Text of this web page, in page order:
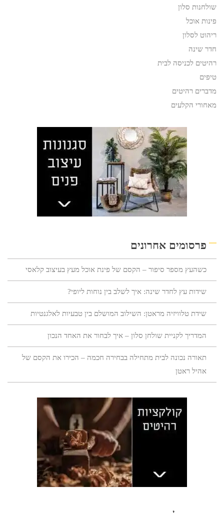
שולחנות סלון
פינות אוכל
ריהוט לסלון
חדר שינה
רהיטים לכניסה לבית
טיפים
מדברים רהיטים
מאחורי הקלעים
פרסומים אחרונים
כשהעץ מספר סיפור – הקסם של פינת אוכל מעץ בעיצוב קלאסי
שידות עץ לחדר שינה: איך לשלב בין נוחות ליופי?
שידת טלוויזיה מראטן: השילוב המושלם בין טבעיות לאלגנטיות
המדריך לקניית שולחן סלון – איך לבחור את האחד הנכון
תאורה נכונה לבית מתחילה בבחירה חכמה – הכירו את הקסם של
אהיל ראטן